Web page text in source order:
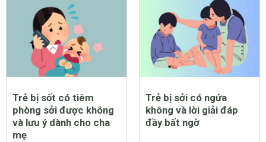
Trẻ bị sốt có tiêm
phòng sởi được không
và lưu ý dành cho cha
mẹ
Trẻ bị sởi có ngứa
không và lời giải đáp
đầy bất ngờ